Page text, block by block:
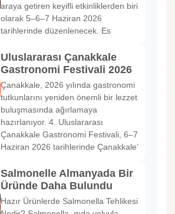
araya getiren keyifli etkinliklerden biri
olarak 5–6–7 Haziran 2026
tarihlerinde düzenlenecek. Es
Uluslararası Çanakkale
Gastronomi Festivali 2026
Çanakkale, 2026 yılında gastronomi
tutkunlarını yeniden önemli bir lezzet
buluşmasında ağırlamaya
hazırlanıyor. 4. Uluslararası
Çanakkale Gastronomi Festivali, 6–7
Haziran 2026 tarihlerinde Çanakkale’
Salmonelle Almanyada Bir
Üründe Daha Bulundu
Hazır Ürünlerde Salmonella Tehlikesi